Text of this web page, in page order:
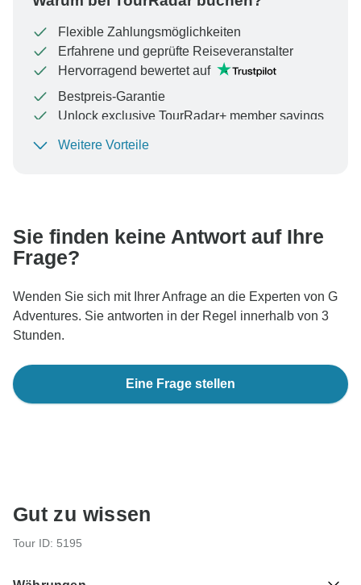
Flexible Zahlungsmöglichkeiten
Erfahrene und geprüfte Reiseveranstalter
Hervorragend bewertet auf
Bestpreis-Garantie
Unlock exclusive TourRadar+ member savings
Um Ihre Zahlung zu schützen und sicherzustellen,
Weitere Vorteile
Sie finden keine Antwort auf Ihre
Frage?
Wenden Sie sich mit Ihrer Anfrage an die Experten von G
Adventures. Sie antworten in der Regel innerhalb von 3
Stunden.
Eine Frage stellen
Gut zu wissen
Tour ID: 5195